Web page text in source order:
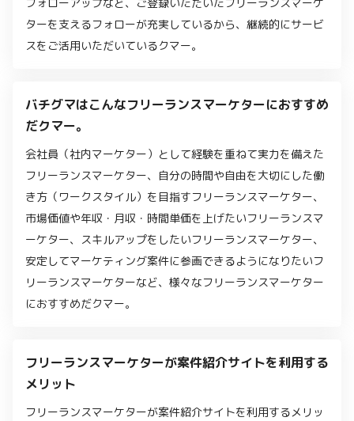
ターを支えるフォローが充実しているから、継続的にサービ
スをご活用いただいているクマー。
バチグマはこんなフリーランスマーケターにおすすめ
だクマー。
会社員（社内マーケター）として経験を重ねて実力を備えた
フリーランスマーケター、自分の時間や自由を大切にした働
き方（ワークスタイル）を目指すフリーランスマーケター、
市場価値や年収・月収・時間単価を上げたいフリーランスマ
ーケター、スキルアップをしたいフリーランスマーケター、
安定してマーケティング案件に参画できるようになりたいフ
リーランスマーケターなど、様々なフリーランスマーケター
におすすめだクマー。
フリーランスマーケターが案件紹介サイトを利用する
メリット
フリーランスマーケターが案件紹介サイトを利用するメリッ